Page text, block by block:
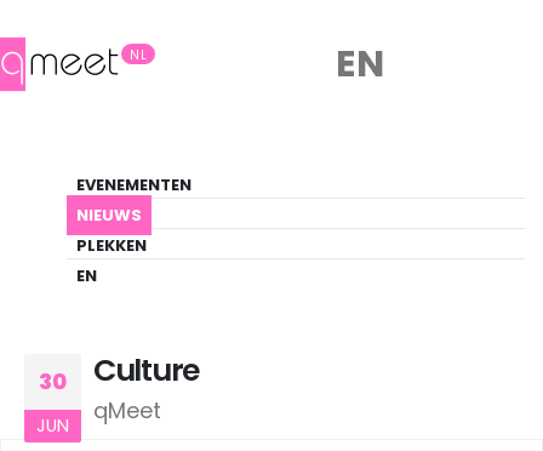
NL
EVENEMENTEN
NIEUWS
PLEKKEN
EN
EN
Nieuws
LHBTIQ+ Update
NIEUWS
30
JUN
Culture
qMeet